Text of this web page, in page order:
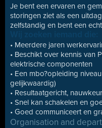
Je bent een ervaren en
storingen ziet als een
zelfstandig en bent een
• Meerdere jaren
• Beschikt over kennis van
elektrische componenten
• Een mbo?opleiding
gelijkwaardig)
• Resultaatgericht,
• Snel kan schakelen en
• Goed communiceert en
Organisation and